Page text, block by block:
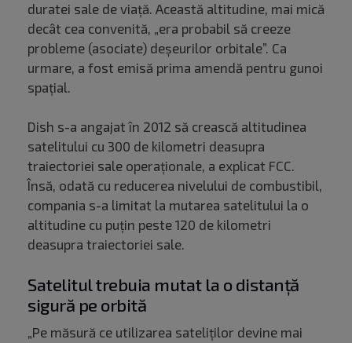
duratei sale de viaţă. Această altitudine, mai mică
decât cea convenită, „era probabil să creeze
probleme (asociate) deşeurilor orbitale”. Ca
urmare, a fost emisă prima amendă pentru gunoi
spațial.
Dish s-a angajat în 2012 să crească altitudinea
satelitului cu 300 de kilometri deasupra
traiectoriei sale operaţionale, a explicat FCC.
Însă, odată cu reducerea nivelului de combustibil,
compania s-a limitat la mutarea satelitului la o
altitudine cu puţin peste 120 de kilometri
deasupra traiectoriei sale.
Satelitul trebuia mutat la o distanță
sigură pe orbită
„Pe măsură ce utilizarea sateliţilor devine mai